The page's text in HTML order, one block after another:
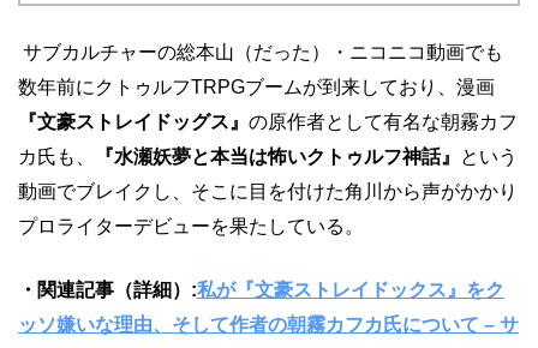
サブカルチャーの総本山（だった）・ニコニコ動画でも
数年前にクトゥルフTRPGブームが到来しており、漫画
『文豪ストレイドッグス』 の原作者として有名な朝霧カフ
カ氏も、
『水瀬妖夢と本当は怖いクトゥルフ神話』
という
動画でブレイクし、そこに目を付けた角川から声がかかり
プロライターデビューを果たしている。
・関連記事（詳細）:私が『文豪ストレイドックス』をク
ッソ嫌いな理由、そして作者の朝霧カフカ氏について – サ